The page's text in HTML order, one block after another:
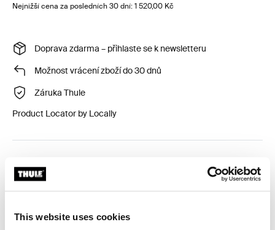
This website uses cookies
Nejnižší cena za posledních 30 dní: 1 520,00 Kč
Doprava zdarma – přihlaste se k newsletteru
Možnost vrácení zboží do 30 dnů
Záruka Thule
Product Locator by Locally
střešního nosiče Thule na vybraná vozidla.